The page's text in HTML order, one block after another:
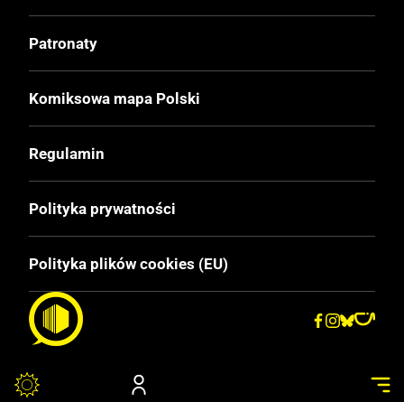
Patronaty
Komiksowa mapa Polski
Regulamin
Polityka prywatności
Polityka plików cookies (EU)